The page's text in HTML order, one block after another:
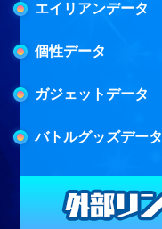
エイリアンデータ
個性データ
ガジェットデータ
バトルグッズデータ